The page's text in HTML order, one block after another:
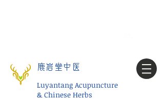
鹿岩堂中医
Luyantang Acupuncture
& Chinese Herbs